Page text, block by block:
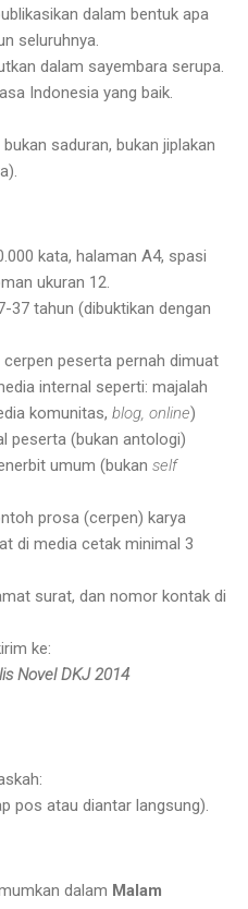
dalam bentuk apa
seluruhnya.
dalam sayembara serupa.
Indonesia yang baik.
saduran, bukan jiplakan
kata, halaman A4, spasi
ukuran 12.
37 tahun (dibuktikan dengan
peserta pernah dimuat
internal seperti: majalah
komunitas, blog, online)
peserta (bukan antologi)
umum (bukan self
prosa (cerpen) karya
di media cetak minimal 3
surat, dan nomor kontak di
ke:
Novel DKJ 2014
pos atau diantar langsung).
dalam Malam